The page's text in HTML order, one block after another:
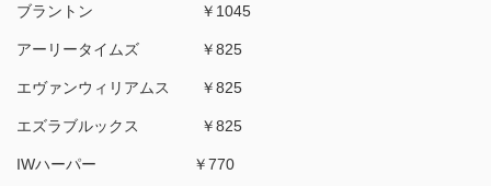
ブラントン ￥1045
アーリータイムズ ￥825
エヴァンウィリアムス ￥825
エズラブルックス ￥825
IWハーパー ￥770